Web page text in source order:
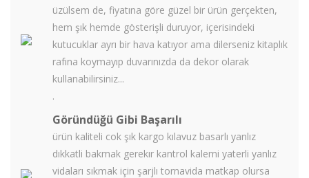
üzülsem de, fiyatına göre güzel bir ürün gerçekten,
hem şık hemde gösterişli duruyor, içerisindeki
kutucuklar ayrı bir hava katıyor ama dilerseniz kitaplık
rafına koymayıp duvarınızda da dekor olarak
kullanabilirsiniz...
.
Göründüğü Gibi Başarılı
ürün kaliteli cok şık kargo kılavuz basarlı yanlız
dıkkatli bakmak gerekır kantrol kalemi yaterli yanlız
vidaları sıkmak için şarjlı tornavida matkap olursa